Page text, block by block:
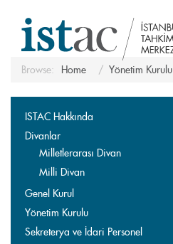
Browse: Home Yönetim Kurulu
ISTAC Hakkında
Divanlar
Milletlerarası Divan
Milli Divan
Genel Kurul
Yönetim Kurulu
Sekreterya ve İdari Personel